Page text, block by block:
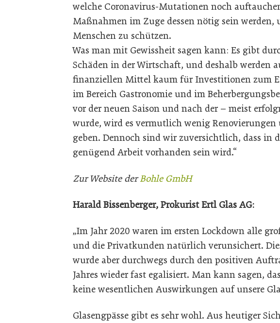
welche Coronavirus-Mutationen noch
Maßnahmen im Zuge dessen nötig sein werden,
Menschen zu schützen.
Was man mit Gewissheit sagen kann: Es gibt
Schäden in der Wirtschaft, und deshalb werden
finanziellen Mittel kaum für Investitionen zum
im Bereich Gastronomie und im
vor der neuen Saison und nach der – meist
wurde, wird es vermutlich wenig
geben. Dennoch sind wir zuversichtlich, dass in
genügend Arbeit vorhanden sein wird.“
Zur Website derBohle GmbH
Harald Bissenberger, Prokurist Ertl Glas AG:
„Im Jahr 2020 waren im ersten Lockdown alle
und die Privatkunden natürlich verunsichert.
wurde aber durchwegs durch den positiven
Jahres wieder fast egalisiert. Man kann sagen,
keine wesentlichen Auswirkungen auf unsere
Glasengpässe gibt es sehr wohl. Aus heutiger